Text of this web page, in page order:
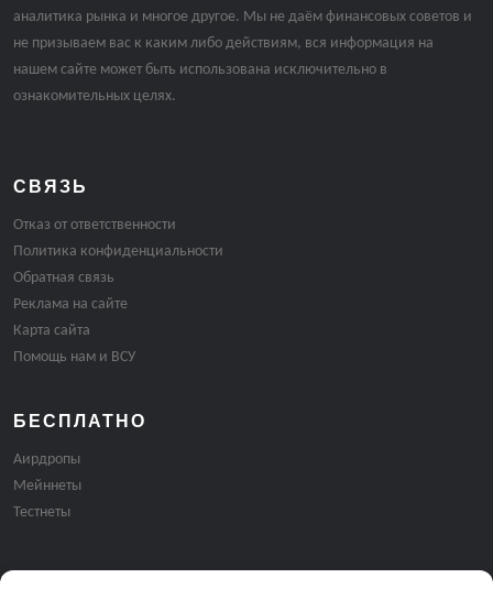
аналитика рынка и многое другое. Мы не даём финансовых советов и
не призываем вас к каким либо действиям, вся информация на
нашем сайте может быть использована исключительно в
ознакомительных целях.
СВЯЗЬ
Отказ от ответственности
Политика конфиденциальности
Обратная связь
Реклама на сайте
Карта сайта
Помощь нам и ВСУ
БЕСПЛАТНО
Аирдропы
Мейннеты
Тестнеты